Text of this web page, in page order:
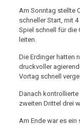
Am Sonntag stellte
schneller Start, mit
Spiel schnell für die
leiten.
Die Erdinger hatten
druckvoller
Vortag schnell
Danach
zweiten Drittel drei
Am Ende war es ein